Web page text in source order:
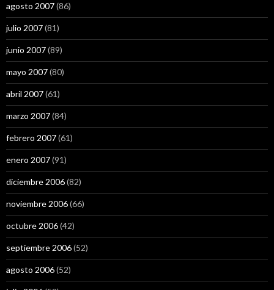
agosto 2007(86)
julio 2007(81)
junio 2007(89)
mayo 2007(80)
abril 2007(61)
marzo 2007(84)
febrero 2007(61)
enero 2007(91)
diciembre 2006(82)
noviembre 2006(66)
octubre 2006(42)
septiembre 2006(52)
agosto 2006(52)